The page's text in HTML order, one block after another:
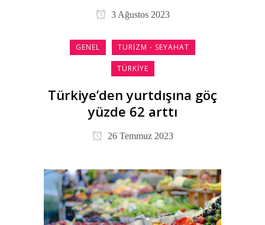
3 Ağustos 2023
GENEL TURIZM - SEYAHAT
TÜRKIYE
Türkiye’den yurtdışına göç
yüzde 62 arttı
26 Temmuz 2023